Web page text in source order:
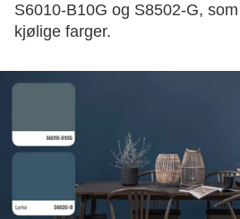
S6010-B10G og S8502-G,
kjølige farger.